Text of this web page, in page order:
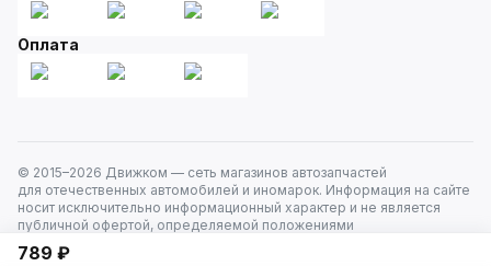
789 ₽
Оплата
© 2015–2026 Движком — сеть магазинов автозапчастей
для отечественных автомобилей и иномарок. Информация на сайте
носит исключительно информационный характер и не является
публичной офертой, определяемой положениями